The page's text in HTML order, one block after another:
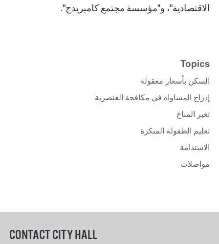
الاقتصادية"، و"مؤسسة مجتمع كامبريدج".
Topics
السكن بأسعار معقولة
إدراج المساواة في مكافحة العنصرية
تغير المناخ
تعليم الطفولة المبكرة
الاستدامة
مواصلات
CONTACT CITY HALL